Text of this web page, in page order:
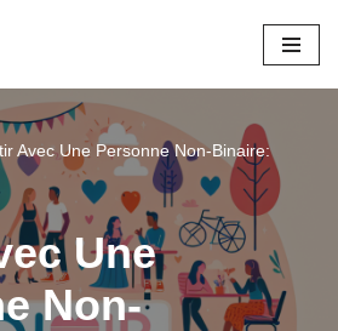
Avec Une Personne Non-Binaire:
Une
Non-